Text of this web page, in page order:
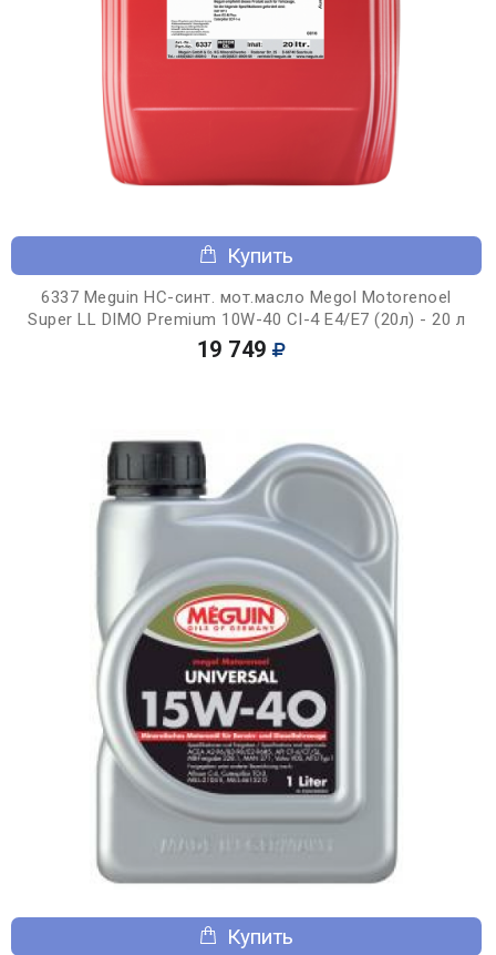
Купить
6337 Meguin НС-синт. мот.масло Megol Motorenoel
Super LL DIMO Premium 10W-40 CI-4 E4/E7 (20л) - 20 л
19 749
Купить